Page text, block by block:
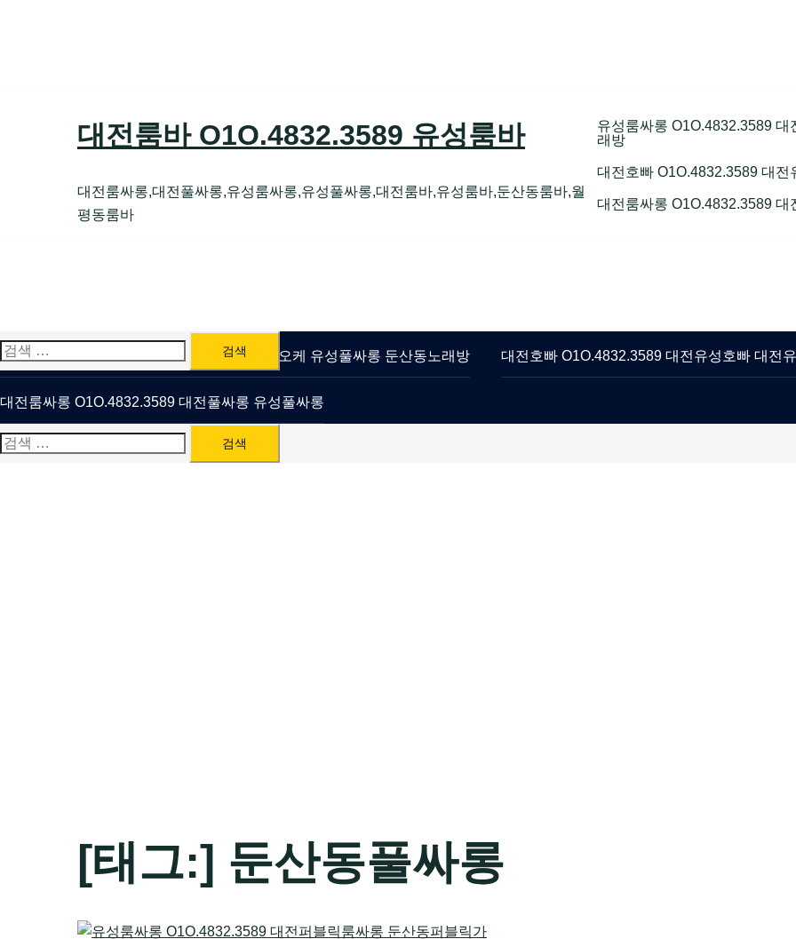
대전룸바 O1O.4832.3589 유성룸바
대전룸싸롱,대전풀싸롱,유성룸싸롱,유성풀싸롱,대전룸바,유성룸바,둔산동룸바,월
평동룸바
유성룸싸롱 O1O.4832.3589
래방
대전호빠 O1O.4832.3589 대
대전룸싸롱 O1O.4832.3589 대
검
색:
유성룸싸롱 O1O.4832.3589 대전퍼블릭가라오케 유성풀싸롱 둔산동노래방 대전호빠 O1O.4832.3589 대전유성호빠 대전
대전룸싸롱 O1O.4832.3589 대전풀싸롱 유성풀싸롱
검
[태그:] 둔산동풀싸롱